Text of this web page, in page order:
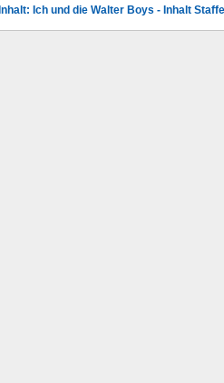
Inhalt: Ich und die Walter Boys - Inhalt